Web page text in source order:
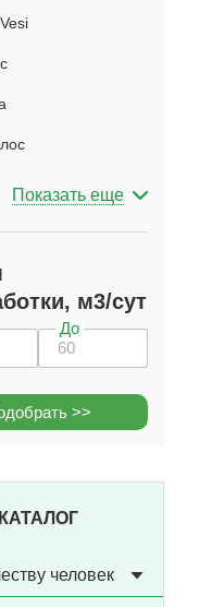
Показать еще
м3/сут
До
>>
КАТАЛОГ
человек